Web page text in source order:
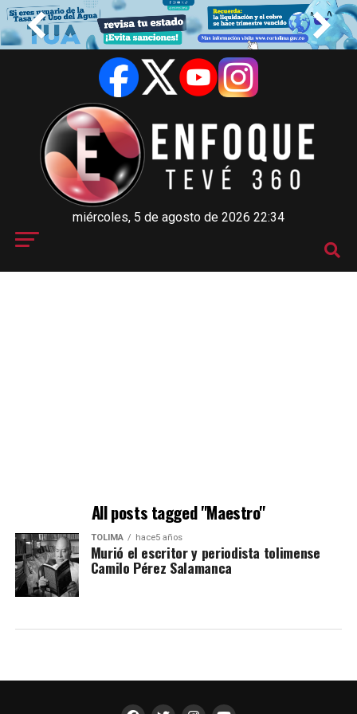
miércoles, 5 de agosto de 2026 22:34
All posts tagged "Maestro"
TOLIMA hace5 años
Murió el escritor y periodista tolimense
Camilo Pérez Salamanca